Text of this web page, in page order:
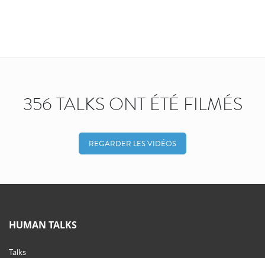
356 TALKS ONT ÉTÉ FILMÉS
REGARDER LES VIDÉOS
HUMAN TALKS
Talks